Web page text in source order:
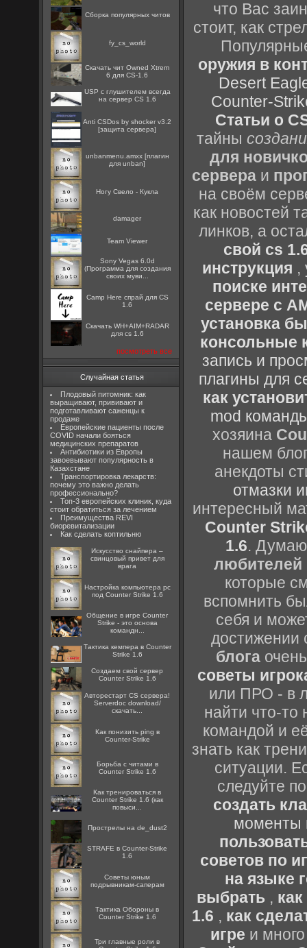
Сборка популярных читов
fy_cs_world
Скачать чит Owned Xtrem
6 для CS-1.6
USP с глушителем всегда
на сервер CS 1.6
Anti CSDos by shocker v3.2
[защита сервера]
unbanmenu.amxx [плагин
для unban]
Ногу Свело - Кукла
damager
Team Viewer
Sony Vegas 6.0d
(Программа для создания
своих муви...
Camp Here спрай для CS
1.6
Скачать WH+AIM+RADAR
для cs 1.6
посмотреть все
Случайная статья
Плодовый питомник: как
выращивают, прививают и
подготавливают саженцы к
продаже
Европейские пациенты после
COVID начали бояться
медицинских препаратов
Антибиотики из Европы
завоевывают популярность в
Казахстане
Транспортировка лекарств:
почему это важно делать
профессионально?
Топ-3 европейских клиник, куда
стоит обратиться за лечением
Преимущества REVI
биоревитализации
Как сделать коптильню
Искусство снайпера –
свинцовый привет для
врага
Настройка компьютера pc
под Counter Strike 1.6
Общение в игре Counter
Strike - это основа
командн...
Тактика кемпера в Counter
Strike 1.6
Создаем свой сервер
Counter Strike 1.6
Авторестарт CS сервера!
Serverdoc download/
скачать...
Как понизить ping в
Counter-Strike
Борьба с читами в
Counter Strike 1.6
Как тренироваться в
Counter Strike 1.6 (как
повыси...
Прострелы на de_dust2
STRAFE в Counter-Strike
1.6
Советы юным
подрывникам-саперам
Тактика Обороны в
Counter Strike 1.6
Три главные роли в
что Вас
стоит, как
оружия в
Desert
Counter-
Статьи о
тайны
для
сервера и
на своём
как новостей
линков, а
свой cs
инструкция ,
поиске
сервере с
установка
консольные
запись и
плагины для
как
mod
хозяина
нашем
анекдоты
отмазки
интересный
Counter
1.6. Думаю
любителей
которые
вспомнить
себя и
достижении
блога
советы
или ПРО - в
найти что-то
командой и
знать как
ситуации.
следуйте
создать
моменты
советов по
на языке
выбрать ,
1.6 , как
игре и